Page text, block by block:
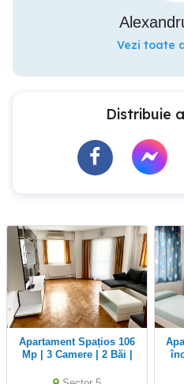
Vezi toate
Distribuie
Apartament Spațios 106
Mp | 3 Camere | 2 Băi |
| Marriott
Apartament 3 camere de